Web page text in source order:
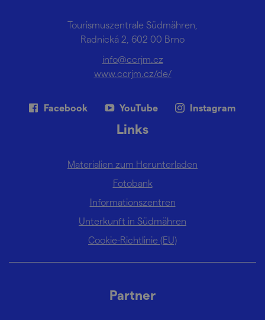
Tourismuszentrale Südmähren,
Radnická 2, 602 00 Brno
info@ccrjm.cz
www.ccrjm.cz/de/
Facebook YouTube Instagram
Links
Materialien zum Herunterladen
Fotobank
Informationszentren
Unterkunft in Südmähren
Cookie-Richtlinie (EU)
Partner